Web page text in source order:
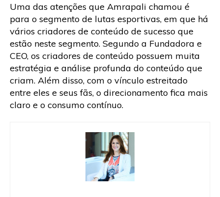
Uma das atenções que Amrapali chamou é
para o segmento de lutas esportivas, em que há
vários criadores de conteúdo de sucesso que
estão neste segmento. Segundo a Fundadora e
CEO, os criadores de conteúdo possuem muita
estratégia e análise profunda do conteúdo que
criam. Além disso, com o vínculo estreitado
entre eles e seus fãs, o direcionamento fica mais
claro e o consumo contínuo.